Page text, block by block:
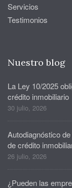
Servicios
Testimonios
Nuestro blog
La Ley 10/2025
crédito inmobiliario
30 julio, 2026
Autodiagnóstico
de crédito
26 julio, 2026
¿Pueden las